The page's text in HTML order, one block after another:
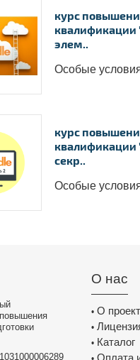
курс
квалификации
элем..
Особые
курс
секр..
Особые
О нас
• О
•
• Каталог
Оплата